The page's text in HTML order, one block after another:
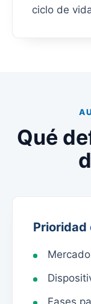
ciclo de
Qué
Fases